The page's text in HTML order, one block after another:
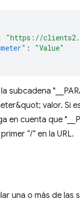
"https://
:
"Value"
subcadena
valor. Si
en cuenta que
“/” en la URL.
una o más de